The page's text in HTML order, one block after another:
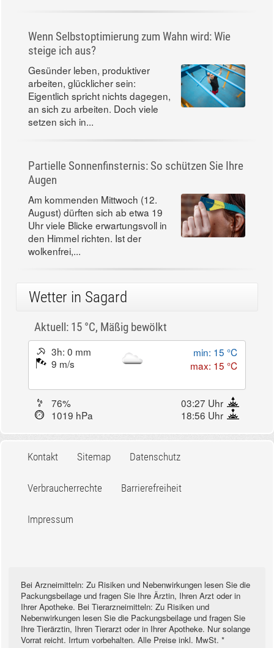
Wenn Selbstoptimierung zum Wahn wird: Wie
steige ich aus?
Gesünder leben, produktiver
arbeiten, glücklicher sein:
Eigentlich spricht nichts dagegen,
an sich zu arbeiten. Doch viele
setzen sich in...
Partielle Sonnenfinsternis: So schützen Sie Ihre
Augen
Am kommenden Mittwoch (12.
August) dürften sich ab etwa 19
Uhr viele Blicke erwartungsvoll in
den Himmel richten. Ist der
wolkenfrei,...
Wetter in Sagard
Aktuell: 15 °C, Mäßig bewölkt
3h: 0 mm
9 m/s
min: 15 °C
max: 15 °C
76%
03:27 Uhr
1019 hPa
18:56 Uhr
Kontakt Sitemap Datenschutz
Verbraucherrechte Barrierefreiheit
Impressum
Bei Arzneimitteln: Zu Risiken und Nebenwirkungen lesen Sie die
Packungsbeilage und fragen Sie Ihre Ärztin, Ihren Arzt oder in
Ihrer Apotheke. Bei Tierarzneimitteln: Zu Risiken und
Nebenwirkungen lesen Sie die Packungsbeilage und fragen Sie
Ihre Tierärztin, Ihren Tierarzt oder in Ihrer Apotheke. Nur solange
Vorrat reicht. Irrtum vorbehalten. Alle Preise inkl. MwSt. *